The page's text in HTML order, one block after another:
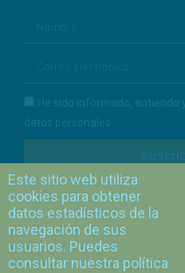
He sido informado,
datos personales
Protección de datos
Este sitio web utiliza
cookies para obtener
datos estadísticos de la
navegación de sus
usuarios. Puedes
consultar nuestra política